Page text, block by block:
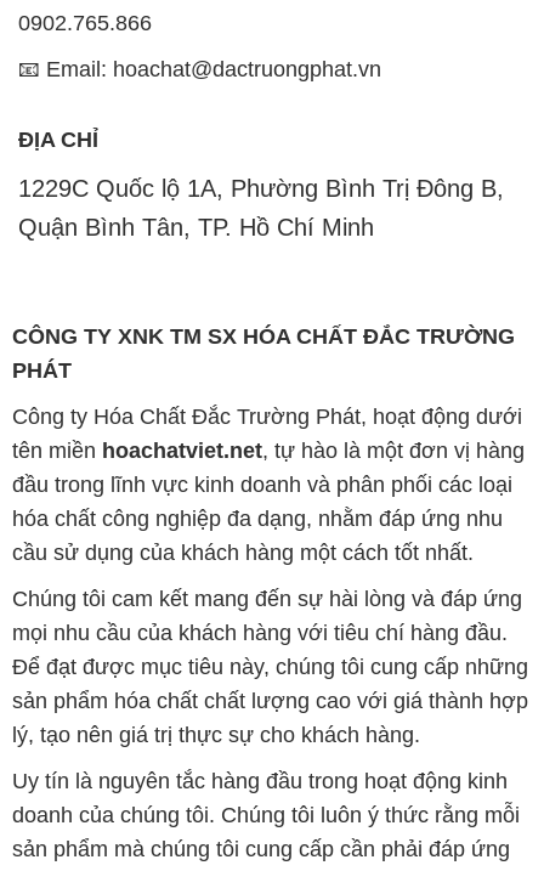
0902.765.866
📧 Email: hoachat@dactruongphat.vn
ĐỊA CHỈ
1229C Quốc lộ 1A, Phường Bình Trị Đông B,
Quận Bình Tân, TP. Hồ Chí Minh
CÔNG TY XNK TM SX HÓA CHẤT ĐẮC TRƯỜNG
PHÁT
Công ty Hóa Chất Đắc Trường Phát, hoạt động dưới
tên miền hoachatviet.net, tự hào là một đơn vị hàng
đầu trong lĩnh vực kinh doanh và phân phối các loại
hóa chất công nghiệp đa dạng, nhằm đáp ứng nhu
cầu sử dụng của khách hàng một cách tốt nhất.
Chúng tôi cam kết mang đến sự hài lòng và đáp ứng
mọi nhu cầu của khách hàng với tiêu chí hàng đầu.
Để đạt được mục tiêu này, chúng tôi cung cấp những
sản phẩm hóa chất chất lượng cao với giá thành hợp
lý, tạo nên giá trị thực sự cho khách hàng.
Uy tín là nguyên tắc hàng đầu trong hoạt động kinh
doanh của chúng tôi. Chúng tôi luôn ý thức rằng mỗi
sản phẩm mà chúng tôi cung cấp cần phải đáp ứng